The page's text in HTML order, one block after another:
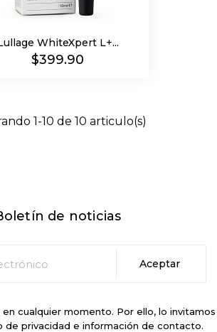
WhiteXpert L+...
Precio
$399.90
1-10 de 10 articulo(s)
de noticias
cualquier momento. Por ello, lo invitamos
de privacidad e información de contacto.